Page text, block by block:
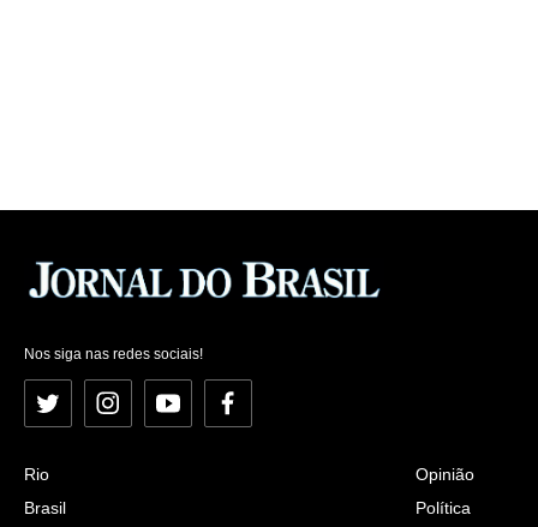
Nos siga nas redes sociais!
Twitter InstagramYouTubeFacebook
Rio
Brasil
Opinião
Política